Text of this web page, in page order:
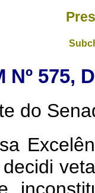
Nº 575,
do